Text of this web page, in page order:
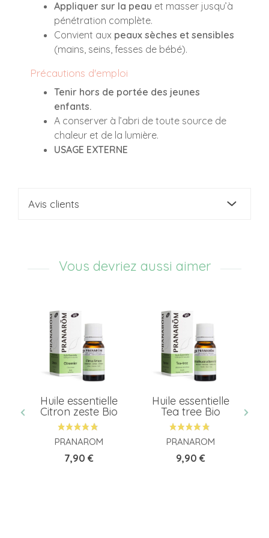
Appliquer sur la peau et masser jusqu’à
pénétration complète.
Convient aux peaux sèches et sensibles
(mains, seins, fesses de bébé).
Précautions d'emploi
Tenir hors de portée des jeunes
enfants.
A conserver à l’abri de toute source de
chaleur et de la lumière.
USAGE EXTERNE
Avis clients
Vous devriez aussi aimer
Huile essentielle
Citron zeste Bio
PRANAROM
Prix
7,90 €
Huile essentielle
Tea tree Bio
PRANAROM
Prix
9,90 €